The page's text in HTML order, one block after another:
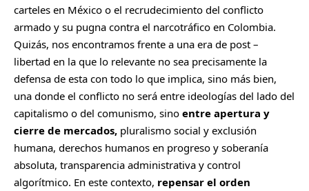
carteles en México o el recrudecimiento del conflicto
armado y su pugna contra el narcotráfico en Colombia.
Quizás, nos encontramos frente a una era de post –
libertad en la que lo relevante no sea precisamente la
defensa de esta con todo lo que implica, sino más bien,
una donde el conflicto no será entre ideologías del lado del
capitalismo o del comunismo, sino entre apertura y
cierre de mercados, pluralismo social y exclusión
humana, derechos humanos en progreso y soberanía
absoluta, transparencia administrativa y control
algorítmico. En este contexto, repensar el orden